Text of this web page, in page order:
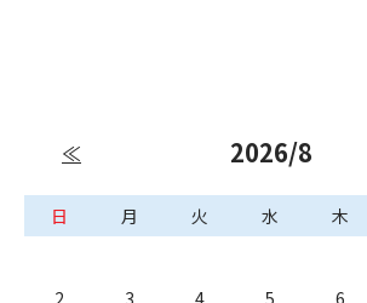
≪ 2026/8
日 月 火 水 木
2
3 4 5 6